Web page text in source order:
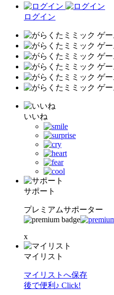
ログイン
いいね
サポート
プレミアムサポーター
x
マイリスト
マイリストへ保存
後で便利♪ Click!